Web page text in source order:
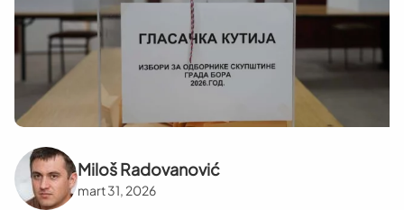
Miloš Radovanović
mart 31, 2026